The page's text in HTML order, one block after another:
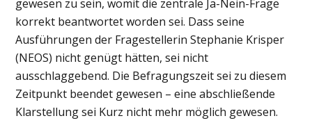
gewesen zu sein, womit die zentrale Ja-Nein-Frage
korrekt beantwortet worden sei. Dass seine
Ausführungen der Fragestellerin Stephanie Krisper
(NEOS) nicht genügt hätten, sei nicht
ausschlaggebend. Die Befragungszeit sei zu diesem
Zeitpunkt beendet gewesen – eine abschließende
Klarstellung sei Kurz nicht mehr möglich gewesen.